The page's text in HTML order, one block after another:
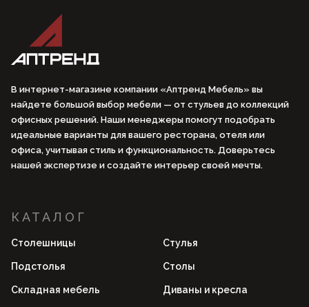
В интернет-магазине компании «Аптренд Мебель» вы
найдете большой выбор мебели — от стульев до коллекций
офисных решений. Наши менеджеры помогут подобрать
идеальные варианты для вашего ресторана, отеля или
офиса, учитывая стиль и функциональность. Доверьтесь
нашей экспертизе и создайте интерьер своей мечты.
КАТАЛОГ
Столешницы Стулья
Подстолья Столы
Складная мебель Диваны и кресла